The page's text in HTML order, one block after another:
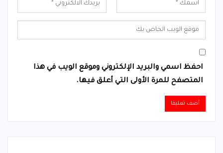
احفظ اسمي والبريد الإلكتروني وموقع الويب في هذا
المتصفح للمرة الأولى التي أعلق فيها.